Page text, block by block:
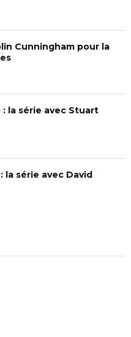
Cunningham pour la
: la série avec Stuart
la série avec David